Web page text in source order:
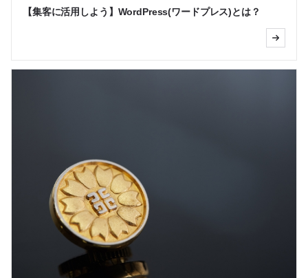
【集客に活用しよう】WordPress(ワードプレス)とは？